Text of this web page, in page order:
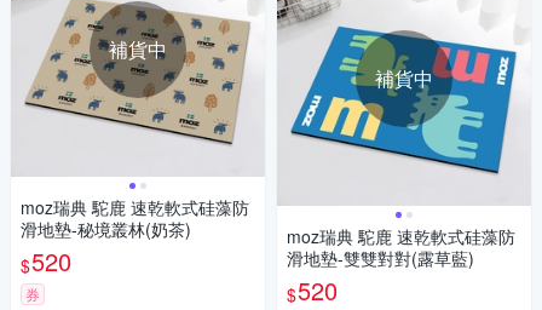
補貨中
moz瑞典 駝鹿 速乾軟式硅藻防
滑地墊-秘境叢林(奶茶)
$520
券
補貨中
moz瑞典 駝鹿 速乾軟式硅藻防
滑地墊-雙雙對對(露草藍)
$520